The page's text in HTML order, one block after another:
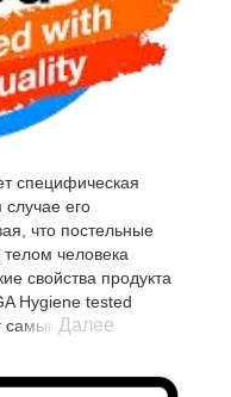
специфическая
его
что постельные
телом человека
свойства продукта
Hygiene tested
самым высоким
патогенной
Далее